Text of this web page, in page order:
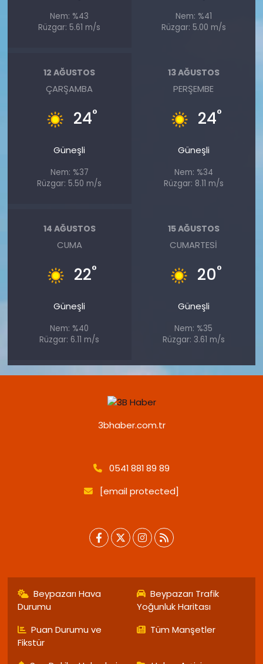
Nem: %43
Rüzgar: 5.61 m/s
Nem: %41
Rüzgar: 5.00 m/s
12 AĞUSTOS
ÇARŞAMBA
24°
Güneşli
Nem: %37
Rüzgar: 5.50 m/s
13 AĞUSTOS
PERŞEMBE
24°
Güneşli
Nem: %34
Rüzgar: 8.11 m/s
14 AĞUSTOS
CUMA
22°
Güneşli
Nem: %40
Rüzgar: 6.11 m/s
15 AĞUSTOS
CUMARTESI
20°
Güneşli
Nem: %35
Rüzgar: 3.61 m/s
3bhaber.com.tr
0541 881 89 89
[email protected]
Beypazarı Hava
Durumu
Beypazarı Trafik
Yoğunluk Haritası
Puan Durumu ve
Fikstür
Tüm Manşetler